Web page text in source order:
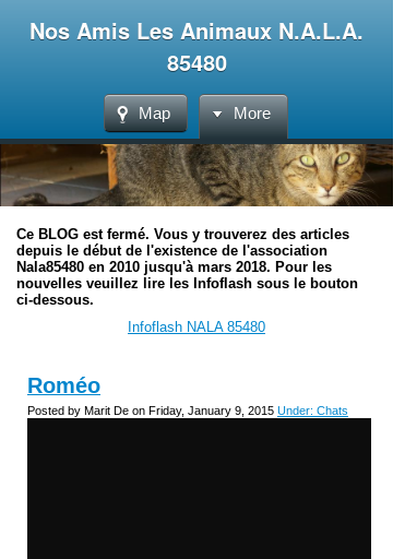
Nos Amis Les Animaux N.A.L.A.
85480
Map More
Ce BLOG est fermé. Vous y trouverez des articles
depuis le début de l'existence de l'association
Nala85480 en 2010 jusqu'à mars 2018. Pour les
nouvelles veuillez lire les Infoflash sous le bouton
ci-dessous.
Infoflash NALA 85480
Roméo
Posted by Marit De on Friday, January 9, 2015 Under: Chats